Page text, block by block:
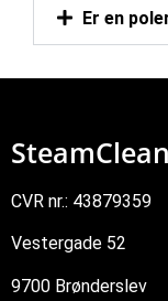
Er en
CVR nr.: 43879359
Vestergade 52
9700 Brønderslev